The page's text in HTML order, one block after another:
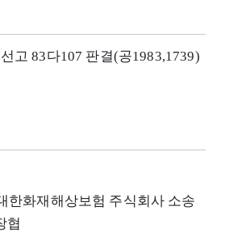
고 83다107 판결(공1983,1739)
한화재해상보험 주식회사 소송
협